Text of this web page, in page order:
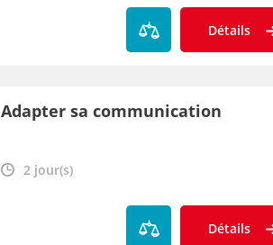
Détails
Adapter sa communication
2 jour(s)
Détails